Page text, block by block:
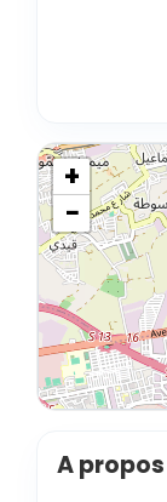
+
−
A propos